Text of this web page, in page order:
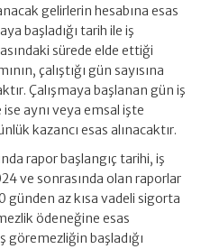
gelirlerin hesabına esas
başladığı tarih ile iş
sürede elde ettiği
çalıştığı gün sayısına
Çalışmaya başlanan gün iş
aynı veya emsal işte
kazancı esas alınacaktır.
rapor başlangıç tarihi, iş
ve sonrasında olan raporlar
günden az kısa vadeli sigorta
ödeneğine esas
başladığı